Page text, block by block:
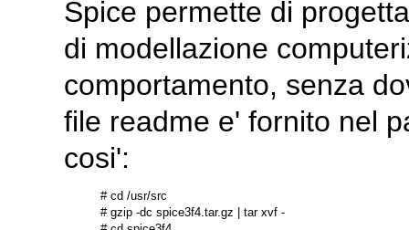
Spice permette di
di modellazione
comportamento, senza
file readme e' fornito nel
cosi':
# cd /usr/src
# gzip -dc spice3f4.tar.gz | tar xvf -